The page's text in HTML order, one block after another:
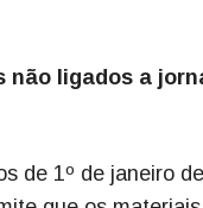
não ligados a
de 1º de janeiro